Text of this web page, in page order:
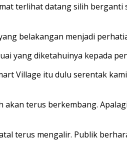
terlihat datang silih berganti
belakangan menjadi
yang diketahuinya kepada
Village itu dulu serentak kami
terus berkembang.
terus mengalir. Publik